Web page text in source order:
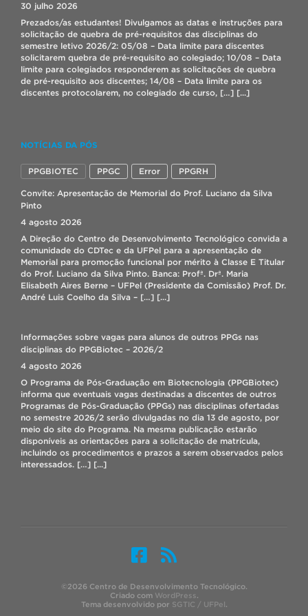
30 julho 2026
Prezados/as estudantes! Divulgamos as datas e instruções para
solicitação de quebra de pré-requisitos das disciplinas do
semestre letivo 2026/2: 05/08 – Data limite para discentes
solicitarem quebra de pré-requisito ao colegiado; 10/08 – Data
limite para colegiados responderem as solicitações de quebra
de pré-requisito aos discentes; 14/08 – Data limite para os
discentes protocolarem, no colegiado de curso, […] [...]
23 julho 2026
Os alunos do primeiro semestre do Curso de Graduação em
Biotecnologia do CDTec da UFPel, entregaram no dia 22 de
julho os “Modelos de Estudo 3D de Biologia Celular aplicada à
Biotecnologia”. A atividade foi proposta como uma avaliação
conteúdo da disciplina de forma […]
Seleção bolsista IT – Lab. Biopolímeros
Prezados(as)! Lembramos que o período para solicitação de
correção de matrícula on-line acontece de 08 a 09/08/2026,
através do Cobalto no menu: “Aluno – Cadastros – Correção de
matricula”. Durante o período de correção, o aluno poderá fazer
ajustes na matrícula (inclusão e/ou exclusão de disciplinas),
porém a efetivação da matrícula dependerá da existência de […]
NOTÍCIAS DA PÓS
PPGBIOTEC PPGC Error PPGRH
Convite: Apresentação de Memorial do Prof. Luciano da Silva
Pinto
4 agosto 2026
A Direção do Centro de Desenvolvimento Tecnológico convida a
comunidade do CDTec e da UFPel para a apresentação de
Memorial para promoção funcional por mérito à Classe E Titular
do Prof. Luciano da Silva Pinto. Banca: Profª. Drª. Maria
Elisabeth Aires Berne – UFPel (Presidente da Comissão) Prof. Dr.
André Luis Coelho da Silva – […] [...]
Informações sobre vagas para alunos de outros PPGs nas
disciplinas do PPGBiotec – 2026/2
4 agosto 2026
O Programa de Pós-Graduação em Biotecnologia (PPGBiotec)
informa que eventuais vagas destinadas a discentes de outros
Programas de Pós-Graduação (PPGs) nas disciplinas ofertadas
no semestre 2026/2 serão divulgadas no dia 13 de agosto, por
meio do site do Programa. Na mesma publicação estarão
disponíveis as orientações para a solicitação de matrícula,
incluindo os procedimentos e prazos a serem observados pelos
interessados. […] [...]
especialista em melhoramento genético e
biotecnologia de arroz, está participando de uma
das Nações Unidas (ONU) no Panamá, realizada
entre os dias 2 e 8 de agosto. Legenda: Prof. Antônio Costa de
Oliveira com o Vice-Ministro do Ministerio de Desarrollo Agrario
©2026 Centro de Desenvolvimento Tecnológico.
Criado com WordPress.
Tema desenvolvido por SGTIC / UFPel.